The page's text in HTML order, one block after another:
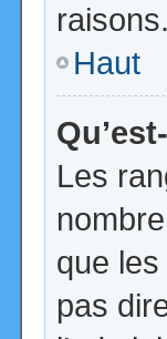
raisons.
Haut
Les
que
pas